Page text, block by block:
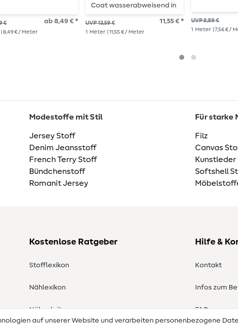
€ ab 8,49 € *
| 8,49 € / Meter
Coat wasserabweisend in
Beige
UVP 13,59 € 11,55 € *
1 Meter | 11,55 € / Meter
UVP 8,89 €
1 Meter | 7,56 € /
Modestoffe mit Stil
Jersey Stoff
Denim Jeansstoff
French Terry Stoff
Bündchenstoff
Romanit Jersey
Für starke
Filz
Canvas
Kunstleder
Softshell
Kostenlose Ratgeber
Stofflexikon
Nählexikon
Nähanleitungen
Hilfe &
Kontakt
Infos zum
FAQ
auf unserer Website und verarbeiten personenbezogene